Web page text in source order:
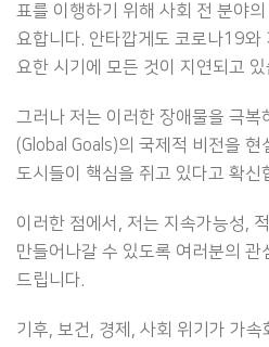
표를 이행하기 위해 사회 전 분야
요합니다. 안타깝게도 코로나19와
요한 시기에 모든 것이 지연되고 있
그러나 저는 이러한 장애물을 극복
(Global Goals)의 국제적 비전을
도시들이 핵심을 쥐고 있다고 확신
이러한 점에서, 저는 지속가능성,
만들어나갈 수 있도록 여러분의 관
드립니다.
기후, 보건, 경제, 사회 위기가 가속